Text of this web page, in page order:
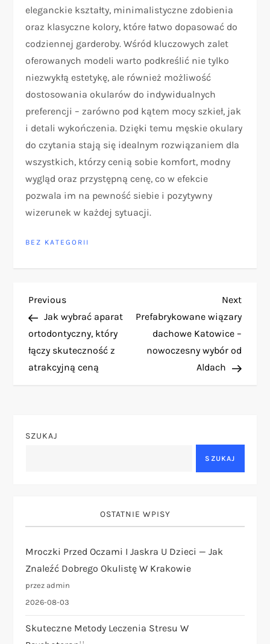
eleganckie kształty, minimalistyczne zdobienia
oraz klasyczne kolory, które łatwo dopasować do
codziennej garderoby. Wśród kluczowych zalet
oferowanych modeli warto podkreślić nie tylko
niezwykłą estetykę, ale również możliwość
dostosowania okularów do indywidualnych
preferencji – zarówno pod kątem mocy szkieł, jak
i detali wykończenia. Dzięki temu męskie okulary
do czytania stają się idealnym rozwiązaniem dla
wszystkich, którzy cenią sobie komfort, modny
wygląd oraz przystępną cenę, co w efekcie
pozwala im na pewność siebie i pozytywny
wizerunek w każdej sytuacji.
BEZ KATEGORII
N
a
w
a
a
w
p
i
Previous
Post
Previous
Jak wybrać aparat
ortodontyczny, który
łączy skuteczność z
atrakcyjną ceną
Next
Post
Next
Prefabrykowane wiązary
dachowe Katowice –
nowoczesny wybór od
Aldach
SZUKAJ
SZUKAJ
OSTATNIE WPISY
Mroczki Przed Oczami I Jaskra U Dzieci — Jak
Znaleźć Dobrego Okulistę W Krakowie
przez admin
2026-08-03
Skuteczne Metody Leczenia Stresu W